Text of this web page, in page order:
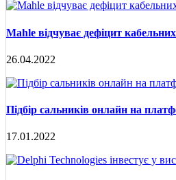
Mahle відчуває дефіцит
26.04.2022
Підбір сальників онлайн на
17.01.2022